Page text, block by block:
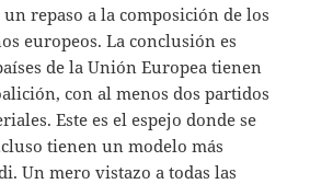
un repaso a la composición de los
europeos. La conclusión es
de la Unión Europea tienen
con al menos dos partidos
Este es el espejo donde se
tienen un modelo más
Un mero vistazo a todas las